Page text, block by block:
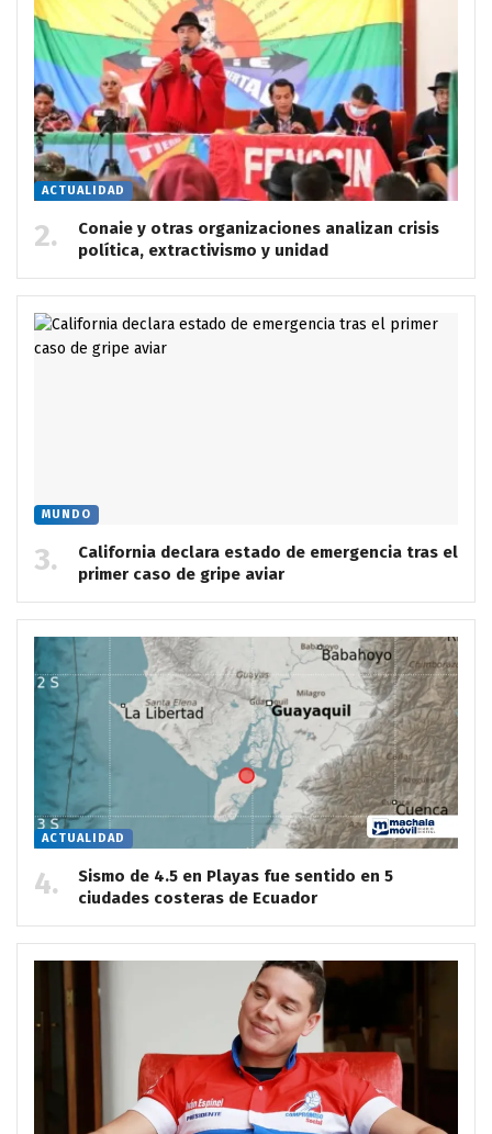
ACTUALIDAD
Conaie y otras organizaciones analizan crisis
política, extractivismo y unidad
MUNDO
California declara estado de emergencia tras el
primer caso de gripe aviar
ACTUALIDAD
Sismo de 4.5 en Playas fue sentido en 5
ciudades costeras de Ecuador